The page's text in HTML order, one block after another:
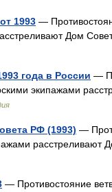
1993 —
Дом
года в России —
экипажами
РФ (1993) —
расстреливают
— Противостояние